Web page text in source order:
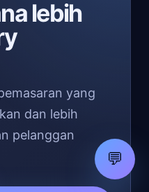
lebih
yang
dan lebih
pelanggan
💬